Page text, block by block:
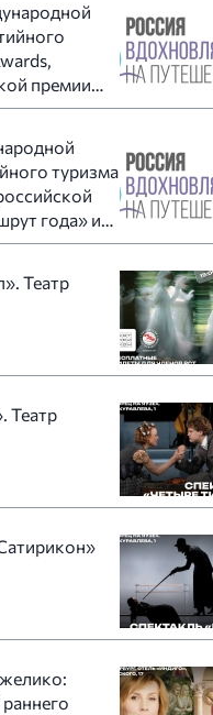
премии
туризма
года» и
Театр
Театр